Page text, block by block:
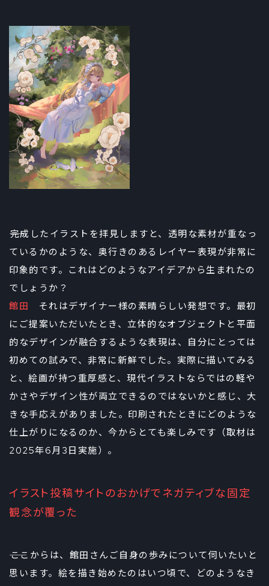
――完成したイラストを拝見しますと、透明な素材が重なっ
ているかのような、奥行きのあるレイヤー表現が非常に
印象的です。これはどのようなアイデアから生まれたの
でしょうか？
館田 それはデザイナー様の素晴らしい発想です。最初
にご提案いただいたとき、立体的なオブジェクトと平面
的なデザインが融合するような表現は、自分にとっては
初めての試みで、非常に新鮮でした。実際に描いてみる
と、絵画が持つ重厚感と、現代イラストならではの軽や
かさやデザイン性が両立できるのではないかと感じ、大
きな手応えがありました。印刷されたときにどのような
仕上がりになるのか、今からとても楽しみです（取材は
2025年6月3日実施）。
イラスト投稿サイトのおかげでネガティブな固定
観念が覆った
――ここからは、館田さんご自身の歩みについて伺いたいと
思います。絵を描き始めたのはいつ頃で、どのようなき